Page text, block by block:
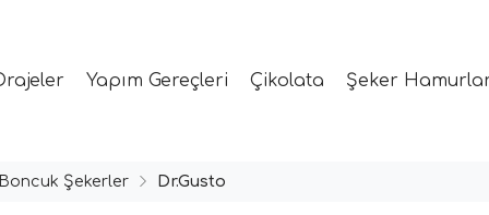
Yapım Gereçleri Çikolata Şeker
Şekerler Dr.Gusto